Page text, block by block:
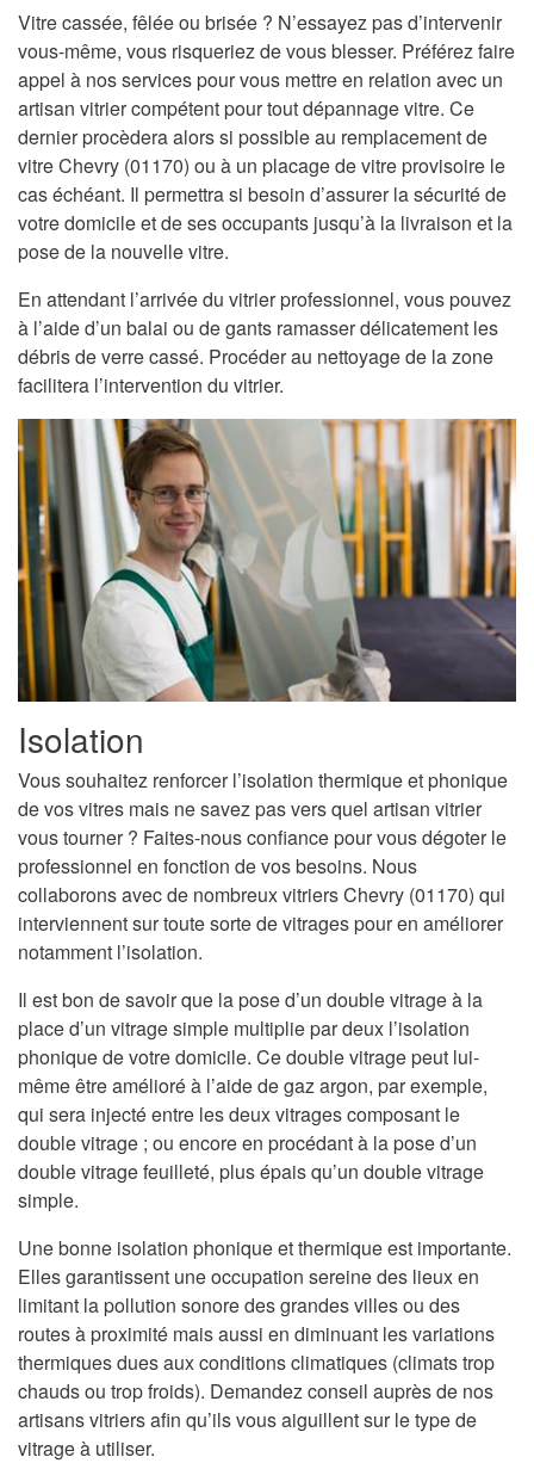
Vitre cassée, fêlée ou brisée ? N’essayez pas d’intervenir
vous-même, vous risqueriez de vous blesser. Préférez faire
appel à nos services pour vous mettre en relation avec un
artisan vitrier compétent pour tout dépannage vitre. Ce
dernier procèdera alors si possible au remplacement de
vitre Chevry (01170) ou à un placage de vitre provisoire le
cas échéant. Il permettra si besoin d’assurer la sécurité de
votre domicile et de ses occupants jusqu’à la livraison et la
pose de la nouvelle vitre.
En attendant l’arrivée du vitrier professionnel, vous pouvez
à l’aide d’un balai ou de gants ramasser délicatement les
débris de verre cassé. Procéder au nettoyage de la zone
facilitera l’intervention du vitrier.
Isolation
Vous souhaitez renforcer l’isolation thermique et phonique
de vos vitres mais ne savez pas vers quel artisan vitrier
vous tourner ? Faites-nous confiance pour vous dégoter le
professionnel en fonction de vos besoins. Nous
collaborons avec de nombreux vitriers Chevry (01170) qui
interviennent sur toute sorte de vitrages pour en améliorer
notamment l’isolation.
Il est bon de savoir que la pose d’un double vitrage à la
place d’un vitrage simple multiplie par deux l’isolation
phonique de votre domicile. Ce double vitrage peut lui-
même être amélioré à l’aide de gaz argon, par exemple,
qui sera injecté entre les deux vitrages composant le
double vitrage ; ou encore en procédant à la pose d’un
double vitrage feuilleté, plus épais qu’un double vitrage
simple.
Une bonne isolation phonique et thermique est importante.
Elles garantissent une occupation sereine des lieux en
limitant la pollution sonore des grandes villes ou des
routes à proximité mais aussi en diminuant les variations
thermiques dues aux conditions climatiques (climats trop
chauds ou trop froids). Demandez conseil auprès de nos
artisans vitriers afin qu’ils vous aiguillent sur le type de
vitrage à utiliser.